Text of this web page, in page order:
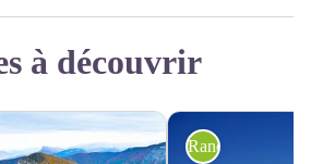
à découvrir
Randonnée